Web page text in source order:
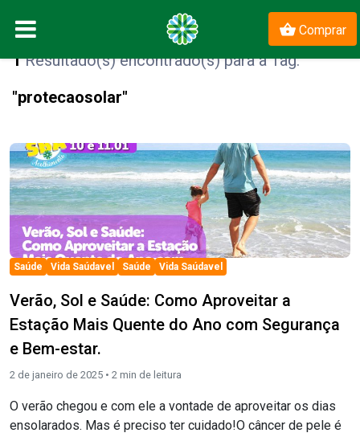
Comprar
1Resultado(s) encontrado(s) para a Tag:
"protecaosolar"
Saúde Vida Saúdavel Saúde Vida Saúdavel
Verão, Sol e Saúde: Como Aproveitar a
Estação Mais Quente do Ano com Segurança
e Bem-estar.
2 de janeiro de 2025 • 2 min de leitura
O verão chegou e com ele a vontade de aproveitar os dias
ensolarados. Mas é preciso ter cuidado!O câncer de pele é